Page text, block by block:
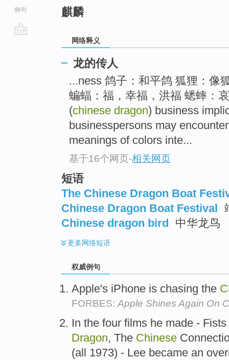
例句
麒麟
网络释义
龙的传人
...ness 鸽子：和平鸽 狐狸：像
蝙蝠：福，幸福，洪福 蟋蟀：
(chinese dragon) business
businesspersons may
meanings of colors inte...
基于16个网页-相关网页
短语
The Chinese Dragon Boat
Chinese Dragon Boat Festival
Chinese dragon bird 中华龙鸟
更多网络短语
权威例句
Apple's iPhone is chasing the
FORBES: Apple Shines Again On
In the four films he made -
Dragon, The Chinese
(all 1973) - Lee became an